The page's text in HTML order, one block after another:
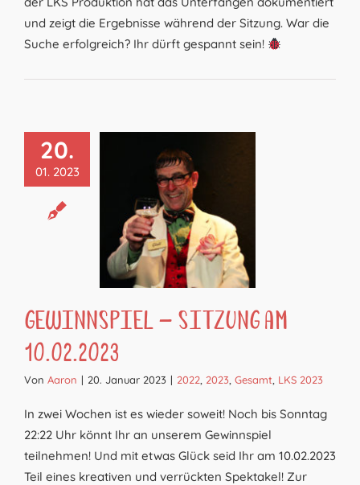
und zeigt die Ergebnisse während der Sitzung. War die
Suche erfolgreich? Ihr dürft gespannt sein!
20.
01. 2023
Gewinnspiel – Sitzung am
10.02.2023
Von Aaron | 20. Januar 2023 | 2022 2023 Gesamt LKS 2023
In zwei Wochen ist es wieder soweit! Noch bis Sonntag
22:22 Uhr könnt Ihr an unserem Gewinnspiel
teilnehmen! Und mit etwas Glück seid Ihr am 10.02.2023
Teil eines kreativen und verrückten Spektakel! Zur